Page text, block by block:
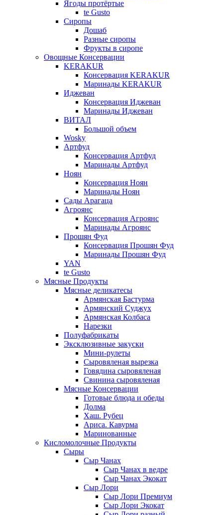
Ягоды протёртые
te Gusto
Сиропы
Дошаб
Разные сиропы
Фрукты в сиропе
Овощные Консервации
KERAKUR
Консервация KERAKUR
Маринады KERAKUR
Иджеван
Консервация Иджеван
Маринады Иджеван
ВИТАЛ
Большой объем
Wosky
Артфуд
Консервация Артфуд
Маринады Артфуд
Ноян
Консервация Ноян
Маринады Ноян
Сады Арагаца
Агроянс
Консервация Агроянс
Маринады Агроянс
Прошян Фуд
Консервация Прошян Фуд
Маринады Прошян Фуд
YAN
te Gusto
Мясные Продукты
Мясные деликатесы
Армянская Бастурма
Армянский Суджух
Армянская Колбаса
Нарезки
Полуфабрикаты
Эксклюзивные закуски
Мини-рулеты
Сыровяленая вырезка
Говядина сыровяленая
Свинина сыровяленая
Мясные Консервации
Готовые блюда и обеды
Долма
Хаш. Рубец
Ариса. Кавурма
Маринованные
Кисломолочные Продукты
Сыры
Сыр Чанах
Сыр Чанах в ведре
Сыр Чанах Экокат
Сыр Лори
Сыр Лори Премиум
Сыр Лори Экокат